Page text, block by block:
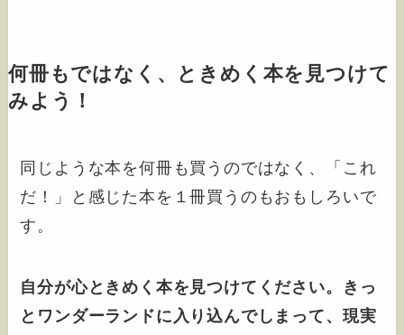
何冊もではなく、ときめく本を見つけて
みよう！
同じような本を何冊も買うのではなく、「これ
だ！」と感じた本を１冊買うのもおもしろいで
す。
自分が心ときめく本を見つけてください。きっ
とワンダーランドに入り込んでしまって、現実